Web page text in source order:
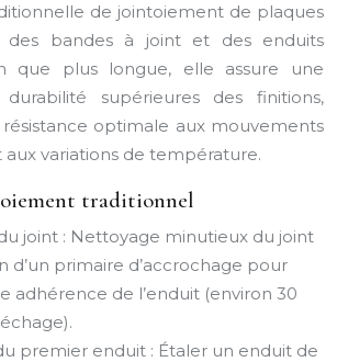
de jointoiement de plaques
des bandes à joint et des enduits
que plus longue, elle assure une
supérieures des finitions,
résistance optimale aux mouvements
variations de température.
traditionnel
joint : Nettoyage minutieux du joint
d’un primaire d’accrochage pour
adhérence de l’enduit (environ 30
premier enduit : Étaler un enduit de